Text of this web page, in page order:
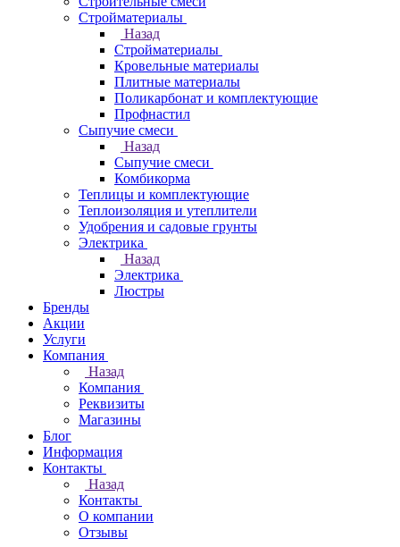
Стройматериалы
Назад
Стройматериалы
Кровельные материалы
Плитные материалы
Поликарбонат и комплектующие
Профнастил
Сыпучие смеси
Назад
Сыпучие смеси
Комбикорма
Теплицы и комплектующие
Теплоизоляция и утеплители
Удобрения и садовые грунты
Электрика
Назад
Электрика
Люстры
Бренды
Акции
Услуги
Компания
Назад
Компания
Реквизиты
Магазины
Блог
Информация
Контакты
Назад
Контакты
О компании
Отзывы